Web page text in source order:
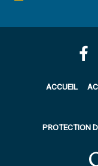
ACCUEIL
PROTECTION